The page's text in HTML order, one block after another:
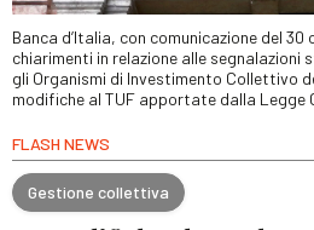
Banca d’Italia, con comunicazione del
chiarimenti in relazione alle segnalazioni
gli Organismi di Investimento Collettivo
modifiche al TUF apportate dalla Legge
FLASH NEWS
Gestione collettiva